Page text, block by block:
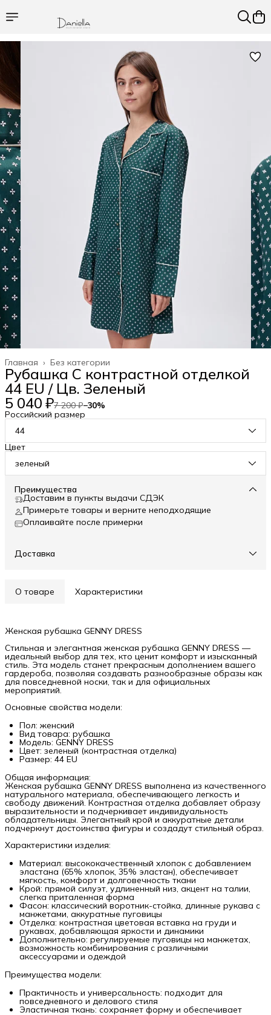
Без категории
Главная ›
Рубашка С контрастной отделкой
44 EU / Цв. Зеленый
5 040 ₽7 200 ₽−30%
Российский размер
44
Цвет
зеленый
Преимущества
Доставим в пункты выдачи СДЭК
Примерьте товары и верните неподходящие
Оплаивайте после примерки
Доставка
О товаре Характеристики
Женская рубашка GENNY DRESS
Стильная и элегантная женская рубашка GENNY DRESS —
идеальный выбор для тех, кто ценит комфорт и изысканный
стиль. Эта модель станет прекрасным дополнением вашего
гардероба, позволяя создавать разнообразные образы как
для повседневной носки, так и для официальных
мероприятий.
Основные свойства модели:
Пол: женский
Вид товара: рубашка
Модель: GENNY DRESS
Цвет: зеленый (контрастная отделка)
Размер: 44 EU
Общая информация:
Женская рубашка GENNY DRESS выполнена из качественного
натурального материала, обеспечивающего легкость и
свободу движений. Контрастная отделка добавляет образу
выразительности и подчеркивает индивидуальность
обладательницы. Элегантный крой и аккуратные детали
подчеркнут достоинства фигуры и создадут стильный образ.
Характеристики изделия:
Материал: высококачественный хлопок с добавлением
эластана (65% хлопок, 35% эластан), обеспечивает
мягкость, комфорт и долговечность ткани
Крой: прямой силуэт, удлиненный низ, акцент на талии,
слегка приталенная форма
Фасон: классический воротник-стойка, длинные рукава с
манжетами, аккуратные пуговицы
Отделка: контрастная цветовая вставка на груди и
рукавах, добавляющая яркости и динамики
Дополнительно: регулируемые пуговицы на манжетах,
возможность комбинирования с различными
аксессуарами и одеждой
Преимущества модели:
Практичность и универсальность: подходит для
повседневного и делового стиля
Эластичная ткань: сохраняет форму и обеспечивает